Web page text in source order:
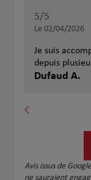
5/5
Le 02/04/2026
Je suis
depuis
vivement. Il
Dufaud A.
Avis issus de
ne sauraient